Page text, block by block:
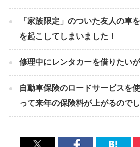
「家族限定」のついた友人の車
を起こしてしまいました！
修理中にレンタカーを借りたい
自動車保険のロードサービスを
って来年の保険料が上がるので